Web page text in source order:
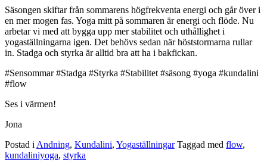
Säsongen skiftar från sommarens högfrekventa energi och går över i
en mer mogen fas. Yoga mitt på sommaren är energi och flöde. Nu
arbetar vi med att bygga upp mer stabilitet och uthållighet i
yogaställningarna igen. Det behövs sedan när höststormarna rullar
in. Stadga och styrka är alltid bra att ha i bakfickan.
#Sensommar #Stadga #Styrka #Stabilitet #säsong #yoga #kundalini
#flow
Ses i värmen!
Jona
Postad i Andning, Kundalini, Yogaställningar Taggad med flow,
kundaliniyoga, styrka